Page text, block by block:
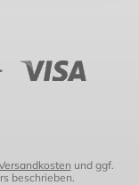
und ggf.
beschrieben.